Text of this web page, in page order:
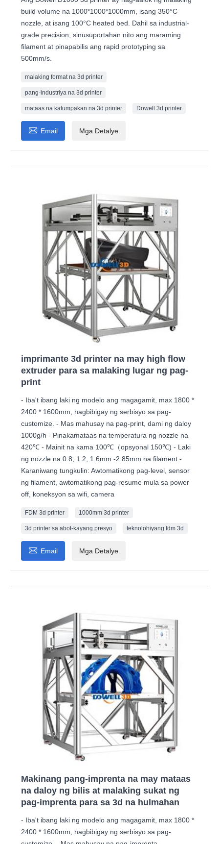
build volume na 1000*1000*1000mm, isang 350°C
nozzle, at isang 100°C heated bed. Dahil sa industrial-
grade precision, sinusuportahan nito ang maraming
filament at pinapabilis ang rapid prototyping sa
500mm/s.
malaking format na 3d printer
pang-industriya na 3d printer
mataas na katumpakan na 3d printer Dowell 3d printer
 Email Mga Detalye
imprimante 3d printer na may high flow
extruder para sa malaking lugar ng pag-
print
- Iba't ibang laki ng modelo ang magagamit, max 1800 *
2400 * 1600mm, nagbibigay ng serbisyo sa pag-
customize. - Mas mahusay na pag-print, dami ng daloy
1000g/h - Pinakamataas na temperatura ng nozzle na
420℃ - Mainit na kama 100℃（opsyonal 150℃) - Laki
ng nozzle na 0.8, 1.2, 1.6mm -2.85mm na filament -
Karaniwang tungkulin: Awtomatikong pag-level, sensor
ng filament, awtomatikong pag-resume mula sa power
off, koneksyon sa wifi, camera
FDM 3d printer 1000mm 3d printer
3d printer sa abot-kayang presyo teknolohiyang fdm 3d
 Email Mga Detalye
Makinang pang-imprenta na may mataas
na daloy ng bilis at malaking sukat ng
pag-imprenta para sa 3d na hulmahan
- Iba't ibang laki ng modelo ang magagamit, max 1800 *
2400 * 1600mm, nagbibigay ng serbisyo sa pag-